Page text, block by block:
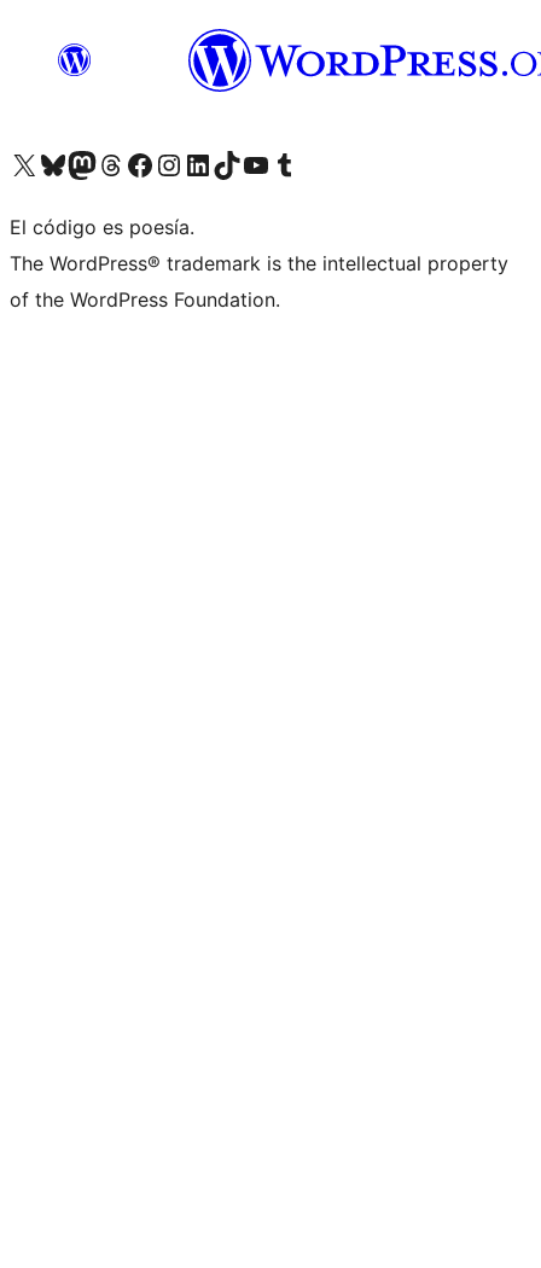
Visit our X (formerly Twitter) account
Visit our Bluesky account
Visit our Mastodon account
Visit our Threads account
Visita nuestra página de Facebook
Visita nuestra cuenta de Instagram
Visita nuestra cuenta de LinkedIn
Visit our TikTok account
Visita nuestro canal de YouTube
Visit our Tumblr account
El código es poesía.
The WordPress® trademark is the intellectual property
of the WordPress Foundation.